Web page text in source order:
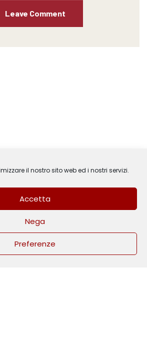
il nostro sito web ed i nostri servizi.
Accetta
Nega
Preferenze
bisogno di aiuto?